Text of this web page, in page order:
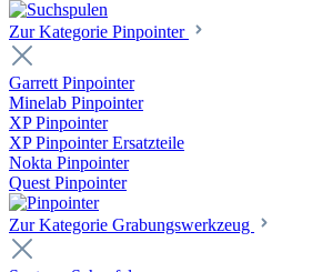
Zur Kategorie Pinpointer
Garrett Pinpointer
Minelab Pinpointer
XP Pinpointer
XP Pinpointer Ersatzteile
Nokta Pinpointer
Quest Pinpointer
Zur Kategorie Grabungswerkzeug